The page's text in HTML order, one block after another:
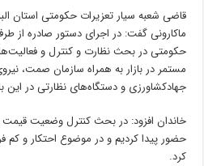
قاضی شعبه سیار تعزیرات حکومتی استان
ماکارونی گفت: در اجرای دستور صادره از
حکومتی در بحث نظارت و کنترل و
مستمر در بازار به همراه سازمان صمت،
جهادکشاورزی و دستگاه‌های نظارتی در این
خاندان افزود: در بحث کنترل وضعیت قیمت
حضور پیدا کردیم و در موضوع احتکار و
کرد.